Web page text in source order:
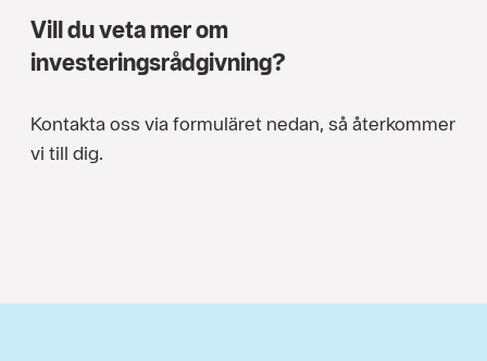
Vill du veta mer om
investeringsrådgivning?
Kontakta oss via formuläret nedan, så återkommer
vi till dig.